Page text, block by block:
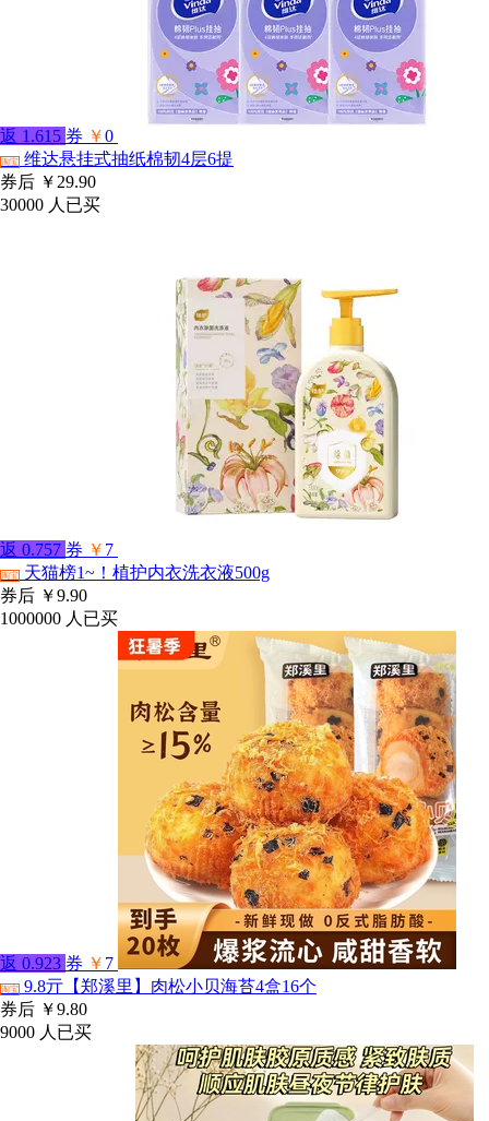
返 1.615 券 ￥0
淘宝 维达悬挂式抽纸棉韧4层6提
券后 ￥29.90
30000 人已买
返 0.757 券 ￥ 7
淘宝
天猫榜1~！植护内衣洗衣液500g
券后 ￥9.90
1000000 人已买
返 0.923 券 ￥ 7
淘宝 9.8亓【郑溪里】肉松小贝海苔4盒16个
券后 ￥9.80
9000 人已买